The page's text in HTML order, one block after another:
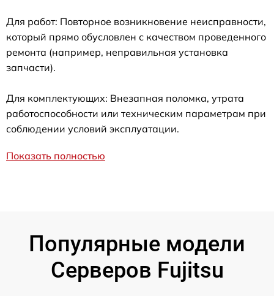
Для работ: Повторное возникновение неисправности,
который прямо обусловлен с качеством проведенного
ремонта (например, неправильная установка
запчасти).
Для комплектующих: Внезапная поломка, утрата
работоспособности или техническим параметрам при
соблюдении условий эксплуатации.
Показать полностью
Популярные модели
Серверов Fujitsu